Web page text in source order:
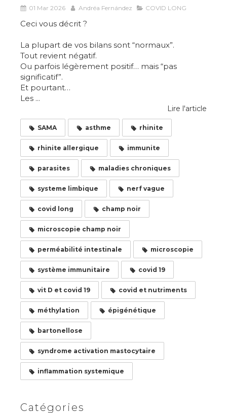
01 Mar 2026 Andréa Fernández COVID LONG
Ceci vous décrit ?
La plupart de vos bilans sont “normaux”.
Tout revient négatif.
Ou parfois légèrement positif… mais “pas
significatif”.
Et pourtant…
Les ...
Lire l'article
SAMA asthme rhinite
rhinite allergique immunite
parasites maladies chroniques
systeme limbique nerf vague
covid long champ noir
microscopie champ noir
perméabilité intestinale microscopie
système immunitaire covid 19
vit D et covid 19 covid et nutriments
méthylation épigénétique
bartonellose
syndrome activation mastocytaire
inflammation systemique
Catégories